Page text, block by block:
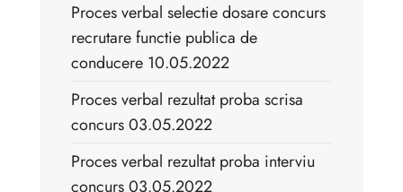
Proces verbal selectie dosare concurs
recrutare functie publica de
conducere 10.05.2022
Proces verbal rezultat proba scrisa
concurs 03.05.2022
Proces verbal rezultat proba interviu
concurs 03.05.2022